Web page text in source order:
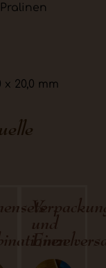
x 20,0 mm
und